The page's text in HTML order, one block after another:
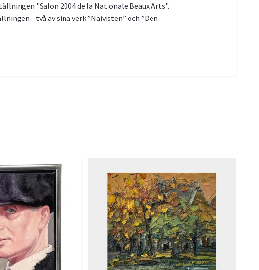
"Salon 2004 de la Nationale Beaux Arts".
- två av sina verk ”Naivisten” och ”Den